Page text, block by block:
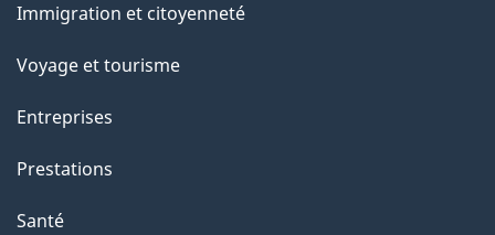
sujets
Immigration et citoyenneté
Voyage et tourisme
Entreprises
Prestations
Santé